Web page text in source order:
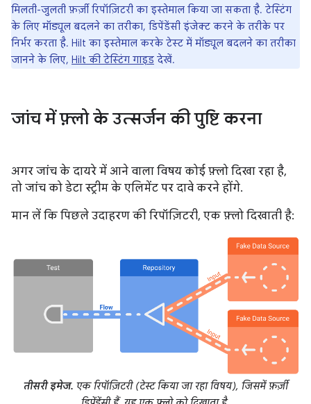
मिलती-जुलती फ़र्ज़ी रिपॉज़िटरी का इस्तेमाल किया जा सकता है. टेस्टिंग
के लिए मॉड्यूल बदलने का तरीका, डिपेंडेंसी इंजेक्ट करने के तरीके पर
निर्भर करता है. Hilt का इस्तेमाल करके टेस्ट में मॉड्यूल बदलने का तरीका
जानने के लिए, Hilt की टेस्टिंग गाइड देखें.
जांच में फ़्लो के उत्सर्जन की पुष्टि करना
अगर जांच के दायरे में आने वाला विषय कोई फ़्लो दिखा रहा है,
तो जांच को डेटा स्ट्रीम के एलिमेंट पर दावे करने होंगे.
मान लें कि पिछले उदाहरण की रिपॉज़िटरी, एक फ़्लो दिखाती है:
तीसरी इमेज. एक रिपॉज़िटरी (टेस्ट किया जा रहा विषय), जिसमें फ़र्ज़ी